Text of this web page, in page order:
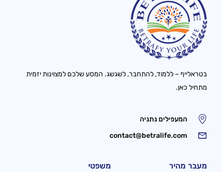
בטראלייף – ללמוד, להתחבר, לשגשג. המסע שלכם למצוינות יזמית
מתחיל כאן.
המעפילים נתניה
contact@betralife.com
מעבר מהיר משפטי